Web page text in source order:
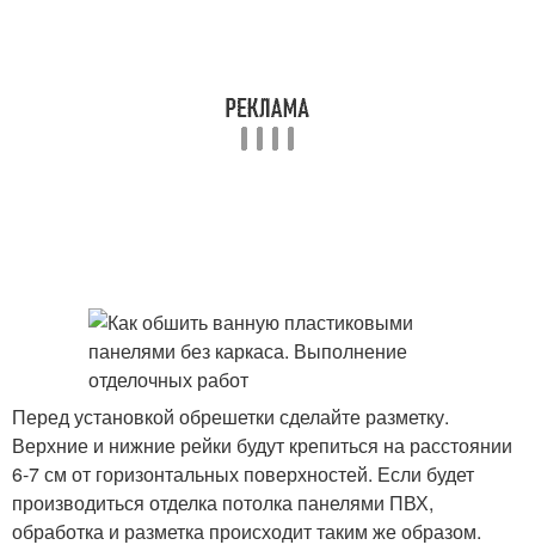
Перед установкой обрешетки сделайте разметку.
Верхние и нижние рейки будут крепиться на расстоянии
6-7 см от горизонтальных поверхностей. Если будет
производиться отделка потолка панелями ПВХ,
обработка и разметка происходит таким же образом.